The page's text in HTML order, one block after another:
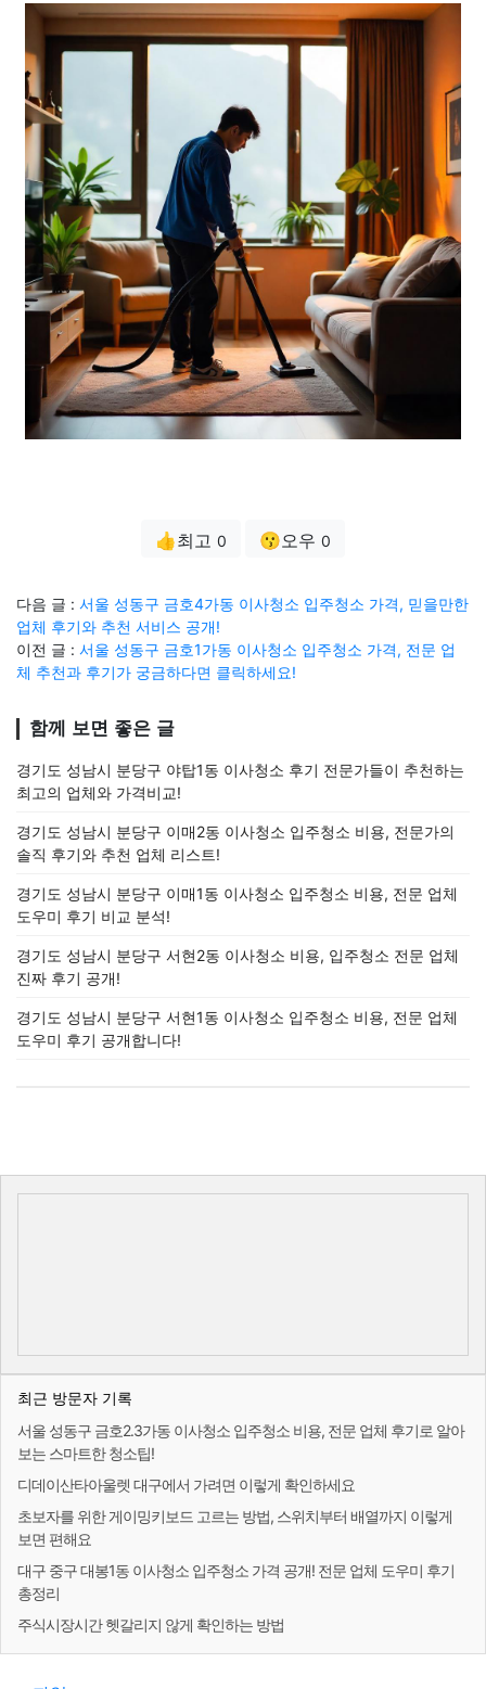
👍최고 0 😗오우 0
다음 글 : 서울 성동구 금호4가동 이사청소 입주청소 가격, 믿을만한
업체 후기와 추천 서비스 공개!
이전 글 : 서울 성동구 금호1가동 이사청소 입주청소 가격, 전문 업
체 추천과 후기가 궁금하다면 클릭하세요!
함께 보면 좋은 글
경기도 성남시 분당구 야탑1동 이사청소 후기 전문가들이 추천하는
최고의 업체와 가격비교!
경기도 성남시 분당구 이매2동 이사청소 입주청소 비용, 전문가의
솔직 후기와 추천 업체 리스트!
경기도 성남시 분당구 이매1동 이사청소 입주청소 비용, 전문 업체
도우미 후기 비교 분석!
경기도 성남시 분당구 서현2동 이사청소 비용, 입주청소 전문 업체
진짜 후기 공개!
경기도 성남시 분당구 서현1동 이사청소 입주청소 비용, 전문 업체
도우미 후기 공개합니다!
최근 방문자 기록
서울 성동구 금호2.3가동 이사청소 입주청소 비용, 전문 업체 후기로 알아
보는 스마트한 청소팁!
디데이산타아울렛 대구에서 가려면 이렇게 확인하세요
초보자를 위한 게이밍키보드 고르는 방법, 스위치부터 배열까지 이렇게
보면 편해요
대구 중구 대봉1동 이사청소 입주청소 가격 공개! 전문 업체 도우미 후기
총정리
주식시장시간 헷갈리지 않게 확인하는 방법